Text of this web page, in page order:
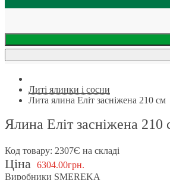
Литі ялинки і сосни
Лита ялина Еліт засніжена 210 см
Ялина Еліт засніжена 210
Код товару: 2307Є на складі
Ціна 6304.00грн.
Виробники SMEREKA